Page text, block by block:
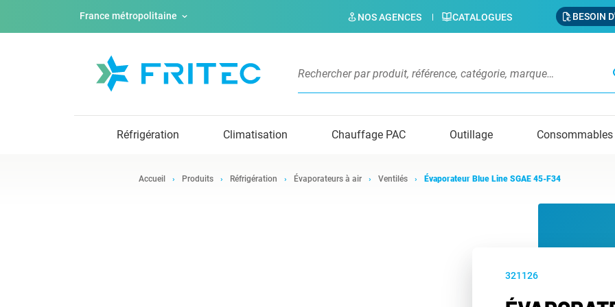
France métropolitaine NOS AGENCES CATALOGUES BESOIN
Réfrigération Climatisation Chauffage PAC Outillage Consommables
Accueil Produits Réfrigération Évaporateurs à air Ventilés Évaporateur Blue Line SGAE 45-F34
321126